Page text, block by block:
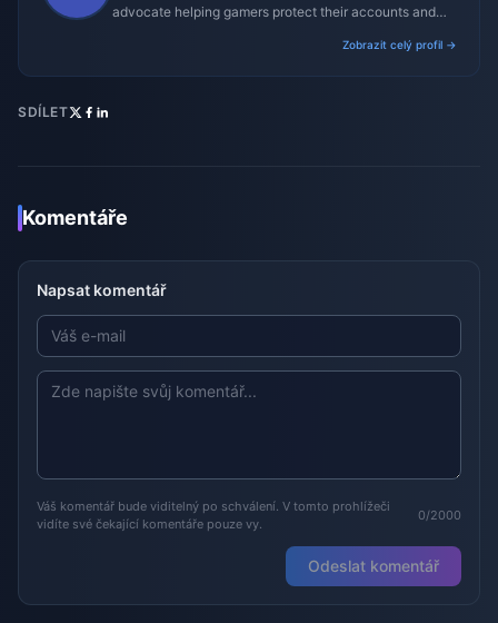
advocate helping gamers protect their accounts and
Zobrazit celý profil →
SDÍLET
Komentáře
Napsat komentář
Váš komentář bude viditelný po schválení. V tomto prohlížeči
vidíte své čekající komentáře pouze vy.
0/2000
Odeslat komentář